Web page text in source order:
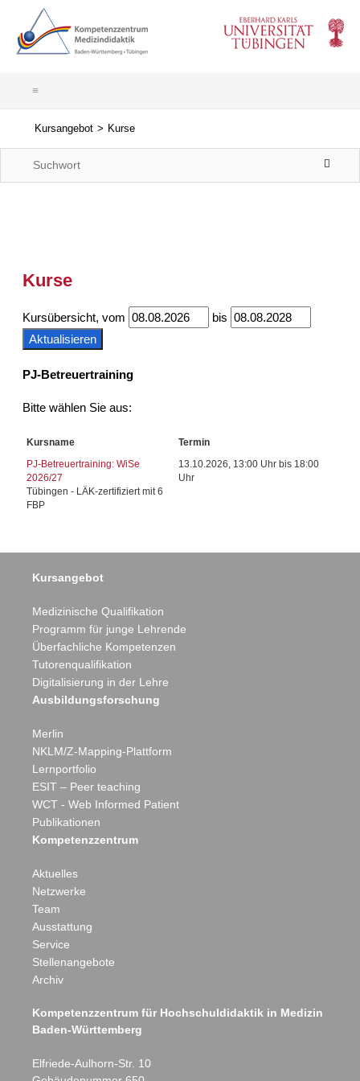
Eberhard Karls
Kursangebot Kurse
Kurse
Kursübersicht, vom bis
PJ-Betreuertraining
Bitte wählen Sie aus:
Kursname
Termin
PJ-Betreuertraining: WiSe
2026/27
Tübingen - LÄK-zertifiziert mit 6
FBP
13.10.2026, 13:00 Uhr bis 18:00
Uhr
Kursangebot
Medizinische Qualifikation
Programm für junge Lehrende
Überfachliche Kompetenzen
Tutorenqualifikation
Digitalisierung in der Lehre
Ausbildungsforschung
Merlin
NKLM/Z-Mapping-Plattform
Lernportfolio
ESIT – Peer teaching
WCT - Web Informed Patient
Publikationen
Kompetenzzentrum
Aktuelles
Netzwerke
Team
Ausstattung
Service
Stellenangebote
Archiv
Kompetenzzentrum für Hochschuldidaktik in Medizin
Baden-Württemberg
Elfriede-Aulhorn-Str. 10